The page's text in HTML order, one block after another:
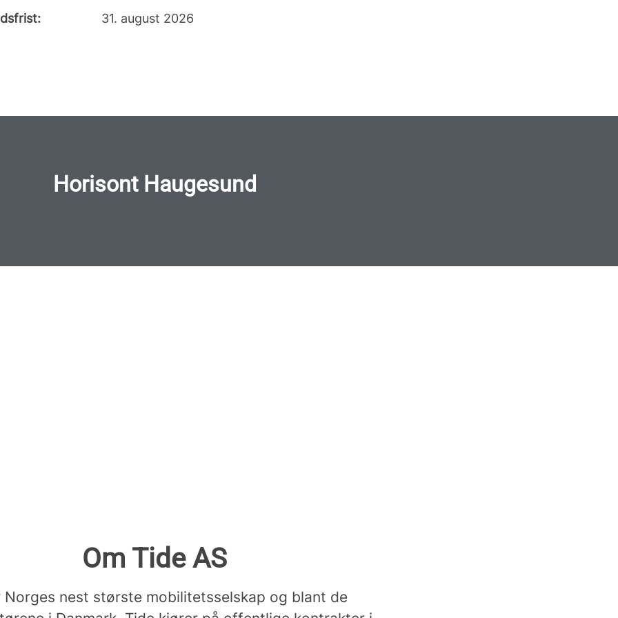
31. august 2026
Horisont Haugesund
Om Tide AS
Norges nest største mobilitetsselskap og blant de